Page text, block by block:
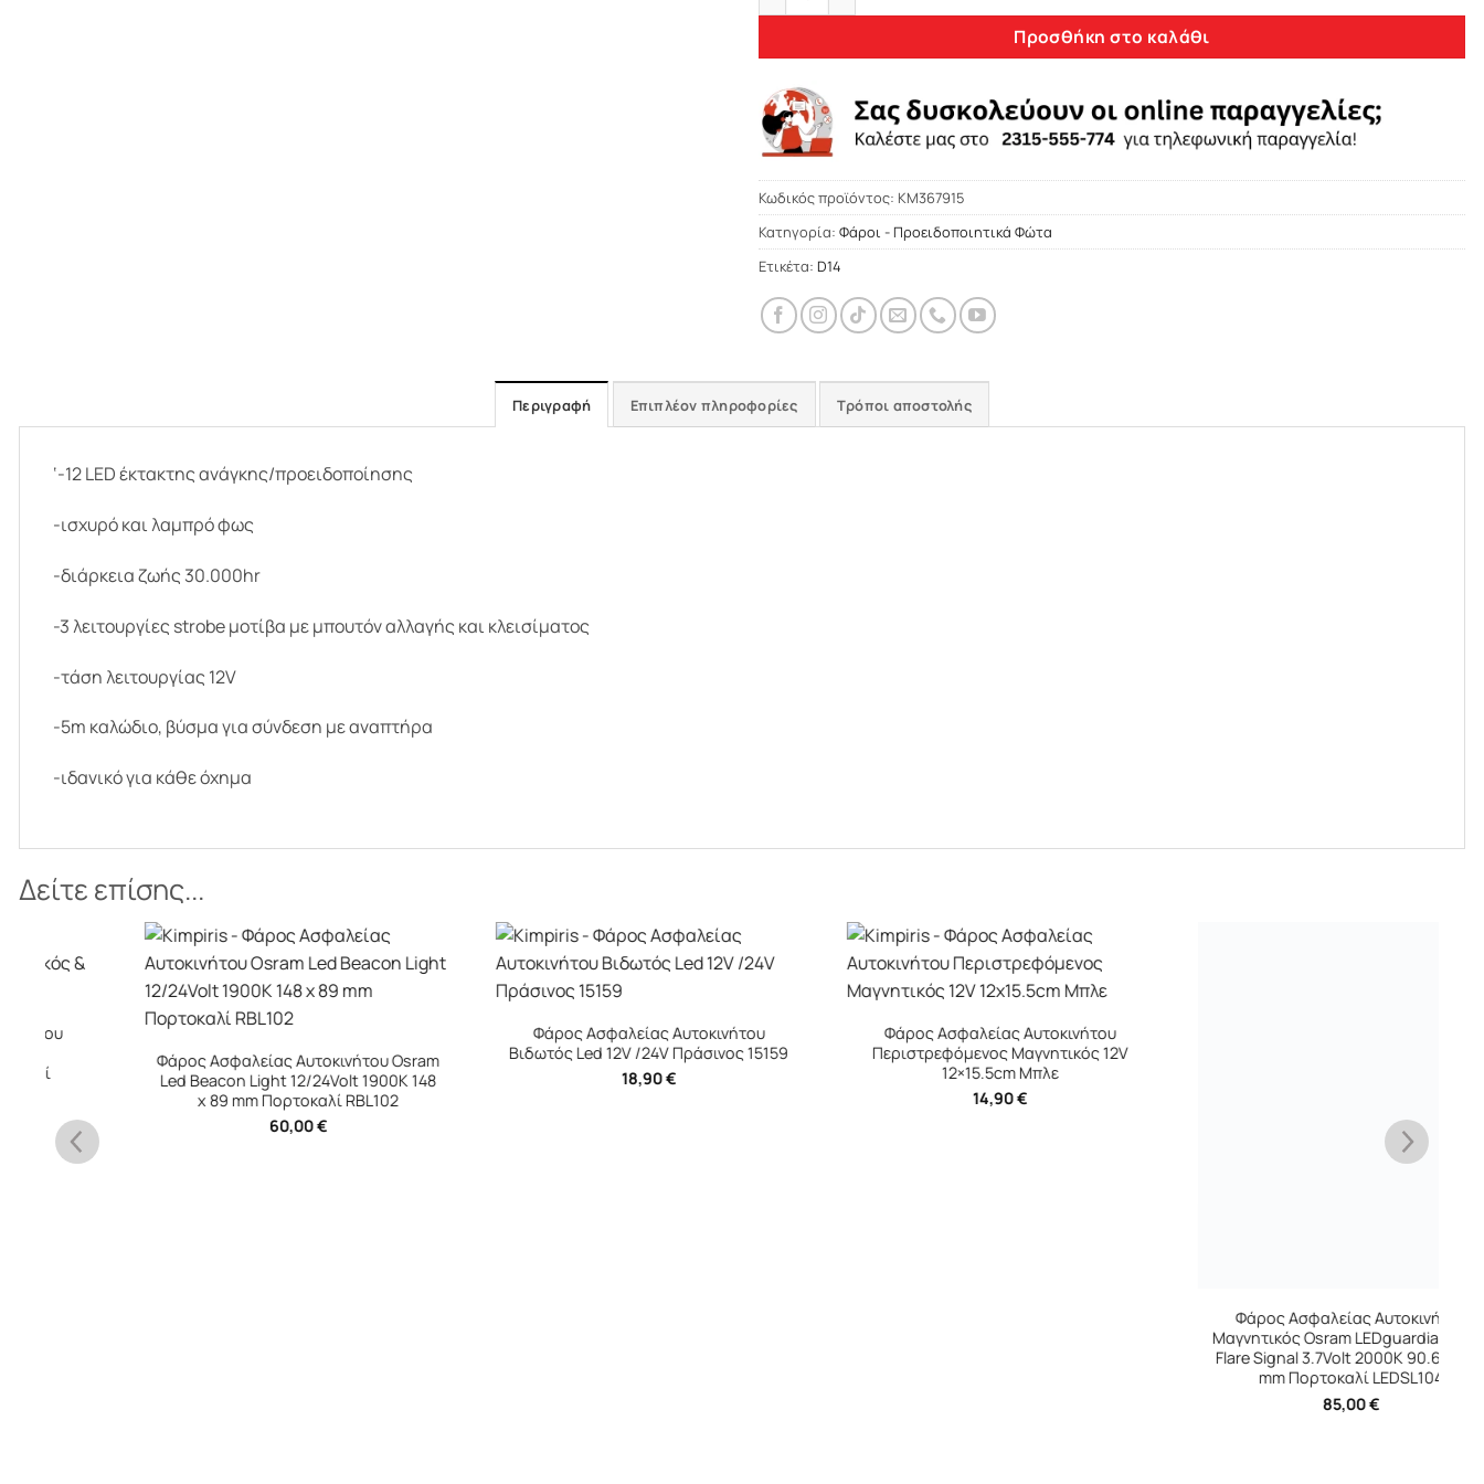
Προσθήκη στο καλάθι
Κωδικός προϊόντος: KM367915
Κατηγορία: Φάροι - Προειδοποιητικά Φώτα
Ετικέτα: D14
Περιγραφή Επιπλέον πληροφορίες Τρόποι αποστολής
‘-12 LED έκτακτης ανάγκης/προειδοποίησης
-ισχυρό και λαμπρό φως
-διάρκεια ζωής 30.000hr
-3 λειτουργίες strobe μοτίβα με μπουτόν αλλαγής και κλεισίματος
-τάση λειτουργίας 12V
-5m καλώδιο, βύσμα για σύνδεση με αναπτήρα
-ιδανικό για κάθε όχημα
Δείτε επίσης...
Φάρος Ασφαλείας Αυτοκινήτου Osram
Led Beacon Light 12/24Volt 1900K 148
x 89 mm Πορτοκαλί RΒL102
Φάρος Ασφαλείας Αυτοκινήτου
Βιδωτός Led 12V /24V Πράσινος 15159
Φάρος Ασφαλείας Αυτοκινήτου
Περιστρεφόμενος Μαγνητικός 12V
12×15.5cm Μπλε
Flare Signal 3.7Volt 2000K 90.6 x 72.6